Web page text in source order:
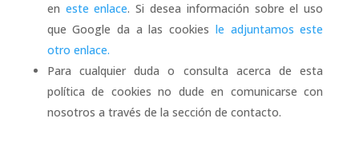
en este enlace. Si desea información sobre el uso
que Google da a las cookies le adjuntamos este
otro enlace.
Para cualquier duda o consulta acerca de esta
política de cookies no dude en comunicarse con
nosotros a través de la sección de contacto.